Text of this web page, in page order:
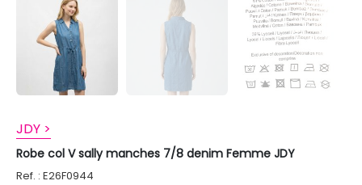
JDY >
Robe col V sally manches 7/8 denim Femme JDY
Ref. : E26F0944